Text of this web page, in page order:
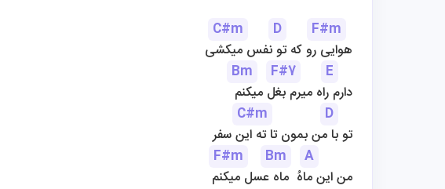
C#m
D
F#m
هوایی رو که تو نفس میکشی
Bm
F#7
E
دارم راه میرم بغل میکنم
C#m
D
تو با من بمون تا ته این سفر
F#m
Bm
A
من این ماهُ  ماه عسل میکنم